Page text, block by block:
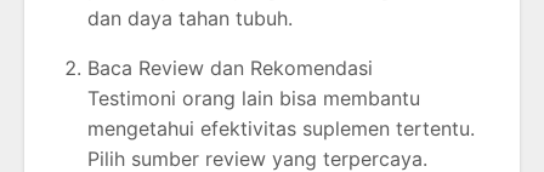
dan daya tahan tubuh.
Baca Review dan Rekomendasi
Testimoni orang lain bisa membantu
mengetahui efektivitas suplemen tertentu.
Pilih sumber review yang terpercaya.